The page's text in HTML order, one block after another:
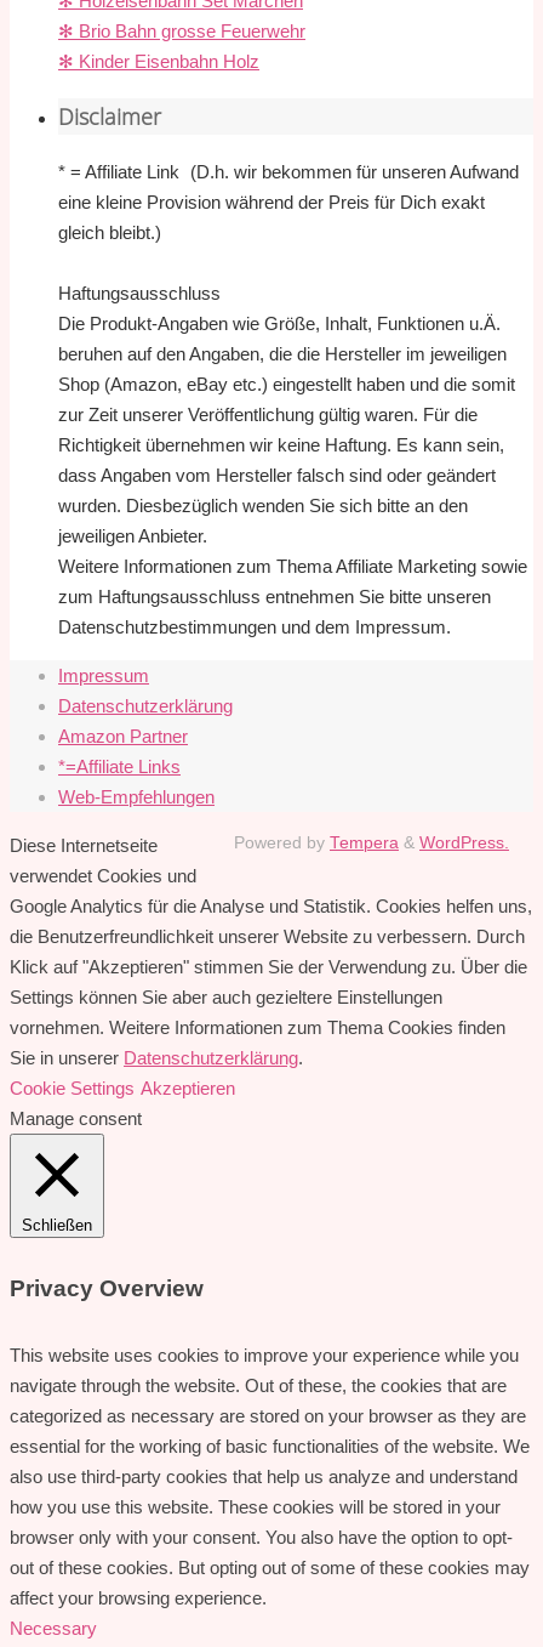
✻ Brio Bahn grosse Feuerwehr
✻ Kinder Eisenbahn Holz
Disclaimer
* = Affiliate Link (D.h. wir bekommen für unseren Aufwand
eine kleine Provision während der Preis für Dich exakt
gleich bleibt.)
Haftungsausschluss
Die Produkt-Angaben wie Größe, Inhalt, Funktionen u.Ä.
beruhen auf den Angaben, die die Hersteller im jeweiligen
Shop (Amazon, eBay etc.) eingestellt haben und die somit
zur Zeit unserer Veröffentlichung gültig waren. Für die
Richtigkeit übernehmen wir keine Haftung. Es kann sein,
dass Angaben vom Hersteller falsch sind oder geändert
wurden. Diesbezüglich wenden Sie sich bitte an den
jeweiligen Anbieter.
Weitere Informationen zum Thema Affiliate Marketing sowie
zum Haftungsausschluss entnehmen Sie bitte unseren
Datenschutzbestimmungen und dem Impressum.
Impressum
Datenschutzerklärung
Amazon Partner
*=Affiliate Links
Web-Empfehlungen
Powered by Tempera & WordPress.
Diese Internetseite
verwendet Cookies und
Google Analytics für die Analyse und Statistik. Cookies helfen uns,
die Benutzerfreundlichkeit unserer Website zu verbessern. Durch
Klick auf "Akzeptieren" stimmen Sie der Verwendung zu. Über die
Settings können Sie aber auch gezieltere Einstellungen
vornehmen. Weitere Informationen zum Thema Cookies finden
Sie in unserer Datenschutzerklärung.
Cookie Settings Akzeptieren
Manage consent
Schließen
Privacy Overview
This website uses cookies to improve your experience while you
navigate through the website. Out of these, the cookies that are
categorized as necessary are stored on your browser as they are
essential for the working of basic functionalities of the website. We
also use third-party cookies that help us analyze and understand
how you use this website. These cookies will be stored in your
browser only with your consent. You also have the option to opt-
out of these cookies. But opting out of some of these cookies may
affect your browsing experience.
Necessary